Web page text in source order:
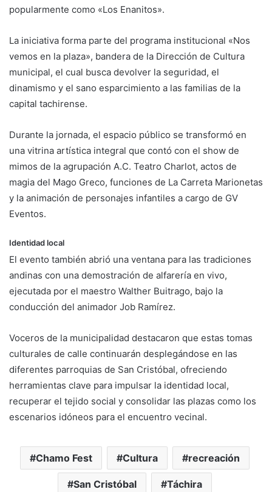
popularmente como «Los Enanitos».
La iniciativa forma parte del programa institucional «Nos
vemos en la plaza», bandera de la Dirección de Cultura
municipal, el cual busca devolver la seguridad, el
dinamismo y el sano esparcimiento a las familias de la
capital tachirense.
Durante la jornada, el espacio público se transformó en
una vitrina artística integral que contó con el show de
mimos de la agrupación A.C. Teatro Charlot, actos de
magia del Mago Greco, funciones de La Carreta Marionetas
y la animación de personajes infantiles a cargo de GV
Eventos.
Identidad local
El evento también abrió una ventana para las tradiciones
andinas con una demostración de alfarería en vivo,
ejecutada por el maestro Walther Buitrago, bajo la
conducción del animador Job Ramírez.
Voceros de la municipalidad destacaron que estas tomas
culturales de calle continuarán desplegándose en las
diferentes parroquias de San Cristóbal, ofreciendo
herramientas clave para impulsar la identidad local,
recuperar el tejido social y consolidar las plazas como los
escenarios idóneos para el encuentro vecinal.
Chamo Fest Cultura recreación
San Cristóbal Táchira